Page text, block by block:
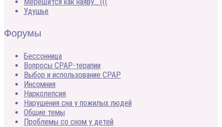
Удушье
Форумы
Бессонница
Вопросы CPAP-терапии
Выбор и использование CPAP
Инсомния
Нарколепсия
Нарушения сна у пожилых людей
Общие темы
Проблемы со сном у детей